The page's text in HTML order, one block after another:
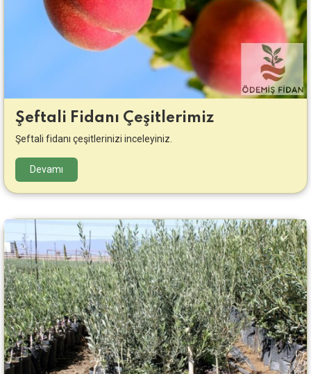
Şeftali Fidanı Çeşitlerimiz
Şeftali fidanı çeşitlerinizi inceleyiniz.
Devamı